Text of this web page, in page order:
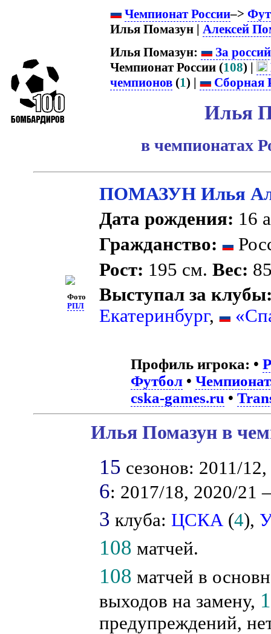
Чемпионат России–>
Илья Помазун | Алексей
Илья Помазун:
За
Чемпионат России (108) |
чемпионов (1) | Сборная
Илья
в чемпионатах
Фото
РПЛ
ПОМАЗУН Илья
Дата рождения: 16
Гражданство:
Рост: 195 см.Вес:
Выступал за
Екатеринбург,
Профиль игрока: •
Футбол•
cska-games.ru •
Илья Помазун в
15 сезонов: 2011/
6: 2017/18, 2020/21
3 клуба: ЦСКА(4),
108 матчей.
108 матчей в
выходов на замену,
предупреждений,